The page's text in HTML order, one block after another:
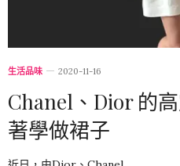
生活品味 2020-11-16
Chanel、Dior 的
著學做裙子